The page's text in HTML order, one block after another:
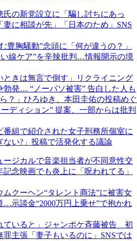
氏の新党設立に「騙し討ちにあっ
妻に相談が先」「日本のため」SNS
豊胸騒動”念頭に「何が違うの？」
線ケア”を辛辣批判…情報開示の境
ときは無言で倒す」リクライニング
勃発… “ノーパソ被害” 告白した人も
？」ひろゆき、本田圭佑の投稿めぐ
ディション” 提案、一部からは批判
番組で紹介された女子刑務所個室に
ない?」投稿で活発化する議論
ージカルで音楽担当者が不同意性交
念映画でも炎上に「呪われてる」
ムクーヘン“タレント商法”に被害女
…示談金“2000万円上乗せ”で抱かれ
ていると」ジャンポケ斉藤被告 初
主張「妻子もいるのに」SNSでは